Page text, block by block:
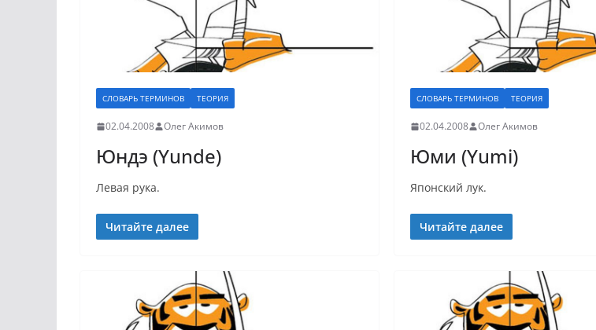
СЛОВАРЬ ТЕРМИНОВ ТЕОРИЯ
02.04.2008 Олег Акимов
Юндэ (Yunde)
Левая рука.
Читайте далее
СЛОВАРЬ ТЕРМИНОВ ТЕОРИЯ
02.04.2008 Олег Акимов
Юми (Yumi)
Японский лук.
Читайте далее